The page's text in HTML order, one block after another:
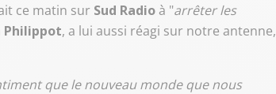
ce matin sur Sud Radioà "arrêter les
Philippot, a lui aussi réagi sur notre antenne,
que le nouveau monde que nous